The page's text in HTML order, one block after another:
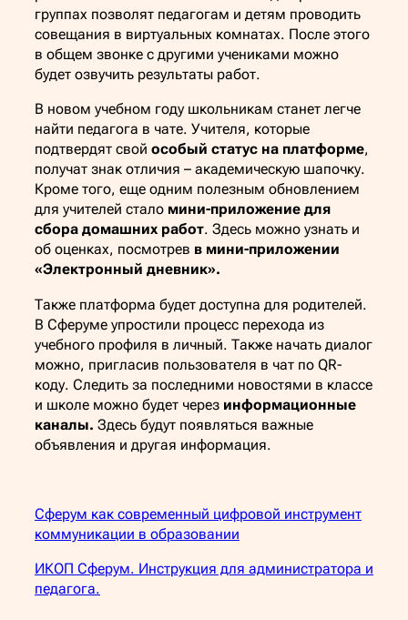
группах позволят педагогам и детям проводить
совещания в виртуальных комнатах. После этого
в общем звонке с другими учениками можно
будет озвучить результаты работ.
В новом учебном году школьникам станет легче
найти педагога в чате. Учителя, которые
подтвердят свой особый статус на платформе,
получат знак отличия – академическую шапочку.
Кроме того, еще одним полезным обновлением
для учителей стало мини-приложение для
сбора домашних работ. Здесь можно узнать и
об оценках, посмотрев в мини-приложении
«Электронный дневник».
Также платформа будет доступна для родителей.
В Сферуме упростили процесс перехода из
учебного профиля в личный. Также начать диалог
можно, пригласив пользователя в чат по QR-
коду. Следить за последними новостями в классе
и школе можно будет через информационные
каналы. Здесь будут появляться важные
объявления и другая информация.
Сферум как современный цифровой инструмент
коммуникации в образовании
ИКОП Сферум. Инструкция для администратора и
педагога.